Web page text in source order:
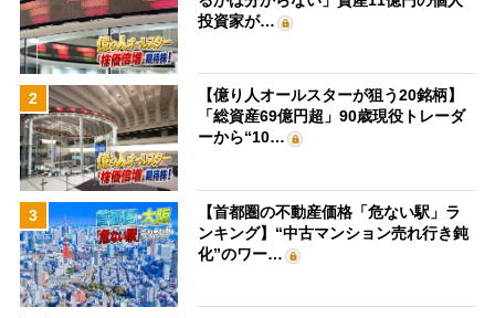
投資家が…
2
【億り人オールスターが狙う20銘柄】
「総資産69億円超」90歳現役トレーダ
ーから“10…
3
【首都圏の不動産価格「危ない駅」ラ
ンキング】“中古マンション売れ行き鈍
化”のワー…